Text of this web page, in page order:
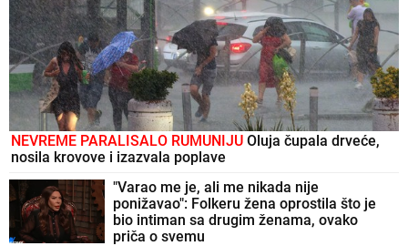
NEVREME PARALISALO RUMUNIJU Oluja čupala drveće,
nosila krovove i izazvala poplave
"Varao me je, ali me nikada nije
ponižavao": Folkeru žena oprostila što je
bio intiman sa drugim ženama, ovako
priča o svemu